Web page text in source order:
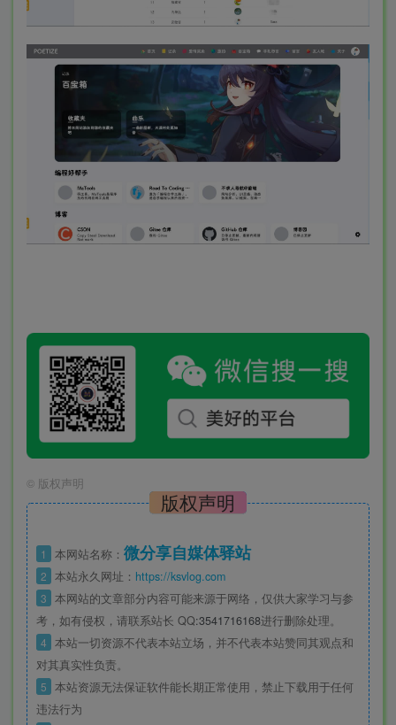
© 版权声明
版权声明
1 本网站名称： 微分享自媒体驿站
2 本站永久网址： https://ksvlog.com
3 本网站的文章部分内容可能来源于网络，仅供大家学习与参
考，如有侵权，请联系站长 QQ:3541716168进行删除处理。
4 本站一切资源不代表本站立场，并不代表本站赞同其观点和
对其真实性负责。
5 本站资源无法保证软件能长期正常使用，禁止下载用于任何
违法行为